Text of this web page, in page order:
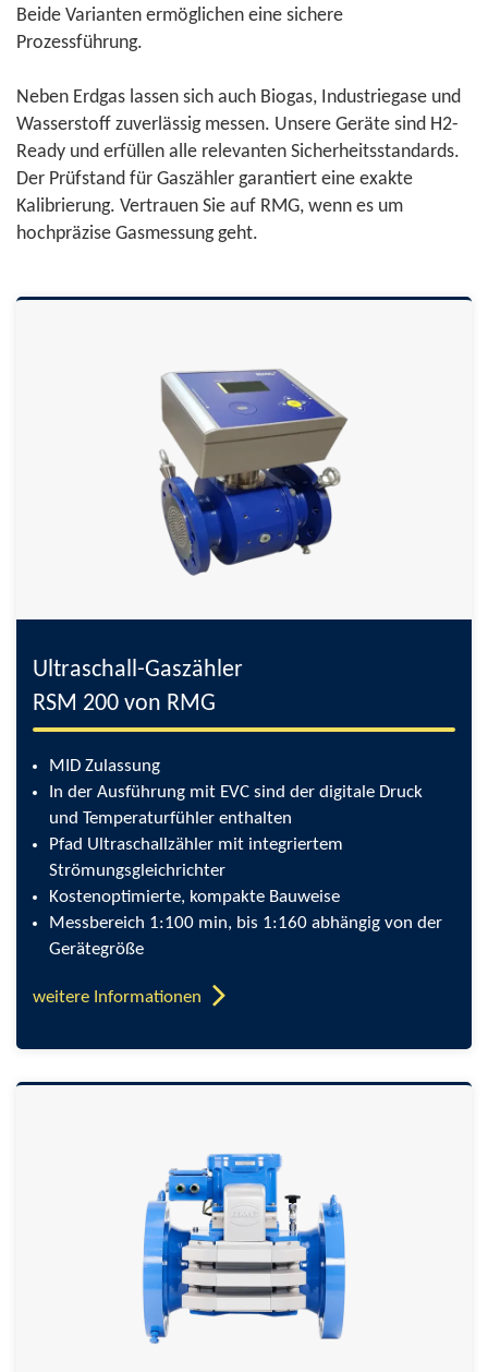
Beide Varianten ermöglichen eine sichere
Prozessführung.
Neben Erdgas lassen sich auch Biogas, Industriegase und
Wasserstoff zuverlässig messen. Unsere Geräte sind H2-
Ready und erfüllen alle relevanten Sicherheitsstandards.
Der Prüfstand für Gaszähler garantiert eine exakte
Kalibrierung. Vertrauen Sie auf RMG, wenn es um
hochpräzise Gasmessung geht.
Ultraschall-Gaszähler
RSM 200 von RMG
MID Zulassung
In der Ausführung mit EVC sind der digitale Druck
und Temperaturfühler enthalten
Pfad Ultraschallzähler mit integriertem
Strömungsgleichrichter
Kostenoptimierte, kompakte Bauweise
Messbereich 1:100 min, bis 1:160 abhängig von der
Gerätegröße
weitere Informationen